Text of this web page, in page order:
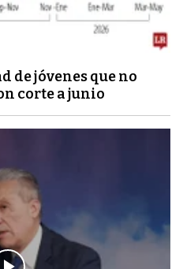
de jóvenes que no
corte a junio